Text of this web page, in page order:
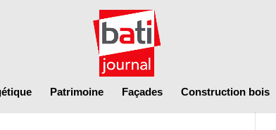
Patrimoine Façades Construction bois